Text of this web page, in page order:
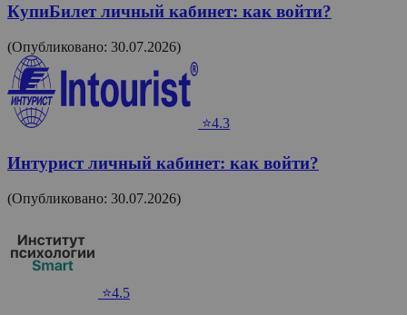
КупиБилет личный кабинет: как войти?
(Опубликовано: 30.07.2026)
⭐4.3
Интурист личный кабинет: как войти?
(Опубликовано: 30.07.2026)
⭐4.5